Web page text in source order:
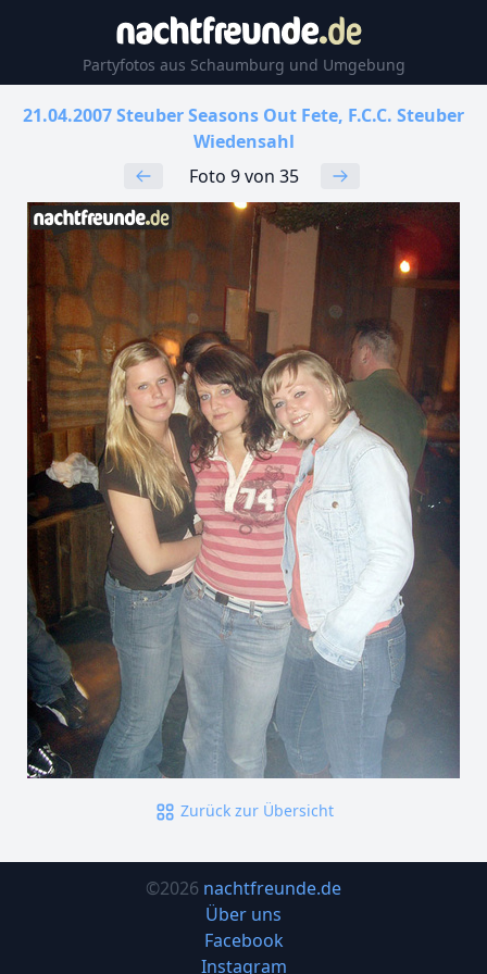
Partyfotos aus Schaumburg und Umgebung
21.04.2007 Steuber Seasons Out Fete, F.C.C. Steuber
Wiedensahl
Foto 9 von 35
Zurück zur Übersicht
©2026 nachtfreunde.de
Über uns
Facebook
Instagram